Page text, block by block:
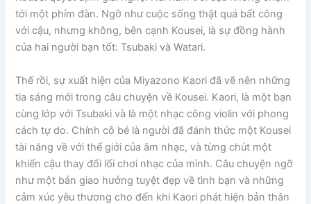
tới một phím đàn. Ngỡ như cuộc sống thật quá bất công
với cậu, nhưng không, bên cạnh Kousei, là sự đồng hành
của hai người bạn tốt: Tsubaki và Watari.
Thế rồi, sự xuất hiện của Miyazono Kaori đã vẽ nên những
tia sáng mới trong câu chuyện về Kousei. Kaori, là một bạn
cùng lớp với Tsubaki và là một nhạc công violin với phong
cách tự do. Chính cô bé là người đã đánh thức một Kousei
tài năng về với thế giới của âm nhạc, và từng chút một
khiến cậu thay đổi lối chơi nhạc của mình. Câu chuyện ngỡ
như một bản giao hưởng tuyệt đẹp về tình bạn và những
cảm xúc yêu thương cho đến khi Kaori phát hiện bản thân